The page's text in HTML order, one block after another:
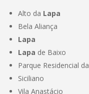
Alto da Lapa
Bela Aliança
Lapa
Lapa de Baixo
Parque Residencial da
Siciliano
Vila Anastácio